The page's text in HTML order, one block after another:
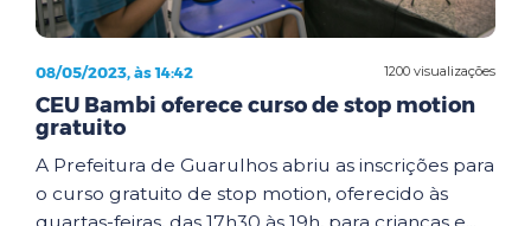
1200 visualizações
08/05/2023, às 14:42
CEU Bambi oferece curso de stop motion
gratuito
A Prefeitura de Guarulhos abriu as inscrições para
o curso gratuito de stop motion, oferecido às
quartas-feiras, das 17h30 às 19h, para crianças e...